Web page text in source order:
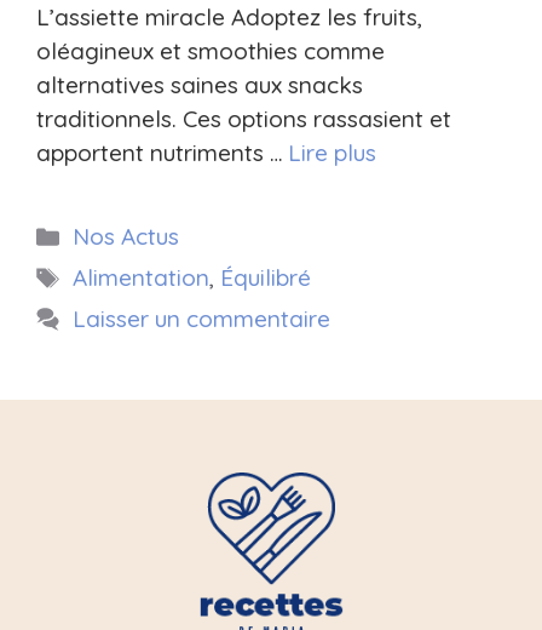
L’assiette miracle Adoptez les fruits,
oléagineux et smoothies comme
alternatives saines aux snacks
traditionnels. Ces options rassasient et
apportent nutriments … Lire plus
Catégories
Nos Actus
Étiquettes
Alimentation, Équilibré
Laisser un commentaire